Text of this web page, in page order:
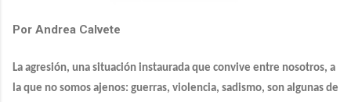
Por Andrea Calvete
La agresión, una situación instaurada que convive entre nosotros, a
la que no somos ajenos: guerras, violencia, sadismo, son algunas de